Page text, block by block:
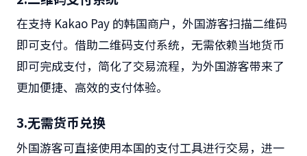
在支持 Kakao Pay 的韩国商户，外国游客扫描二维码
即可支付。借助二维码支付系统，无需依赖当地货币
即可完成支付，简化了交易流程，为外国游客带来了
更加便捷、高效的支付体验。
3.无需货币兑换
外国游客可直接使用本国的支付工具进行交易，进一